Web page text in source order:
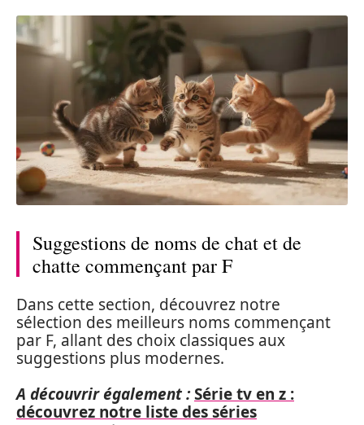
Suggestions de noms de chat et de
chatte commençant par F
Dans cette section, découvrez notre
sélection des meilleurs noms commençant
par F, allant des choix classiques aux
suggestions plus modernes.
A découvrir également :Série tv en z :
découvrez notre liste des séries